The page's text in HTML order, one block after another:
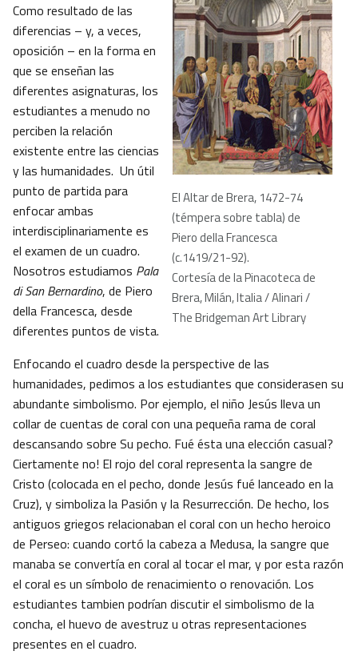
El Altar de Brera, 1472-74
(témpera sobre tabla) de
Piero della Francesca
(c.1419/21-92).
Cortesía de la Pinacoteca de
Brera, Milán, Italia / Alinari /
The Bridgeman Art Library
Como resultado de las
diferencias – y, a veces,
oposición – en la forma en
que se enseñan las
diferentes asignaturas, los
estudiantes a menudo no
perciben la relación
existente entre las ciencias
y las humanidades. Un útil
punto de partida para
enfocar ambas
interdisciplinariamente es
el examen de un cuadro.
Nosotros estudiamos Pala
di San Bernardino, de Piero
della Francesca, desde
diferentes puntos de vista.
Enfocando el cuadro desde la perspective de las
humanidades, pedimos a los estudiantes que considerasen su
abundante simbolismo. Por ejemplo, el niño Jesús lleva un
collar de cuentas de coral con una pequeña rama de coral
descansando sobre Su pecho. Fué ésta una elección casual?
Ciertamente no! El rojo del coral representa la sangre de
Cristo (colocada en el pecho, donde Jesús fué lanceado en la
Cruz), y simboliza la Pasión y la Resurrección. De hecho, los
antiguos griegos relacionaban el coral con un hecho heroico
de Perseo: cuando cortó la cabeza a Medusa, la sangre que
manaba se convertía en coral al tocar el mar, y por esta razón
el coral es un símbolo de renacimiento o renovación. Los
estudiantes tambien podrían discutir el simbolismo de la
concha, el huevo de avestruz u otras representaciones
presentes en el cuadro.